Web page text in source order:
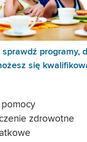
sprawdź programy,
się
pomocy
zdrowotne